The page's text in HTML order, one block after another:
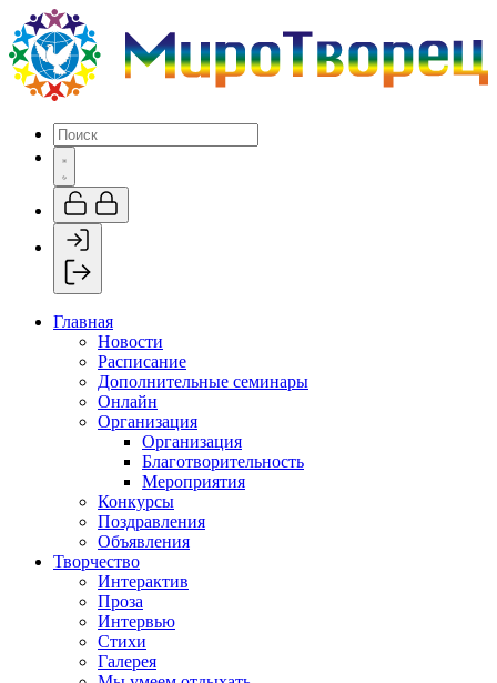
Главная
Новости
Расписание
Дополнительные семинары
Онлайн
Организация
Организация
Благотворительность
Мероприятия
Конкурсы
Поздравления
Объявления
Творчество
Интерактив
Проза
Интервью
Стихи
Галерея